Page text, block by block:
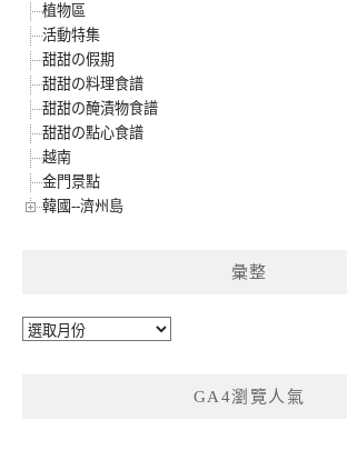
植物區
活動特集
甜甜の假期
甜甜の料理食譜
甜甜の醃漬物食譜
甜甜の點心食譜
越南
金門景點
韓國--濟州島
彙整
彙
GA4瀏覽人氣